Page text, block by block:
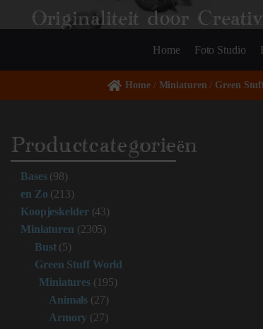
Originaliteit door
Home Foto Studio
Home/ Miniaturen / Green
Productcategorieën
Bases (98)
en Zo (213)
Koopjeskelder (43)
Miniaturen (2305)
Bust (5)
Green Stuff World
Miniatures (195)
Animals (27)
Armory (27)